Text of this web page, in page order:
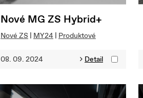
Nové MG ZS Hybrid+
Nové ZS | MY24 | Produktové
08. 09. 2024 Detail